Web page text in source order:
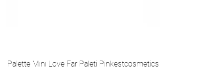
Palette Mını Love Far Paleti Pinkestcosmetics